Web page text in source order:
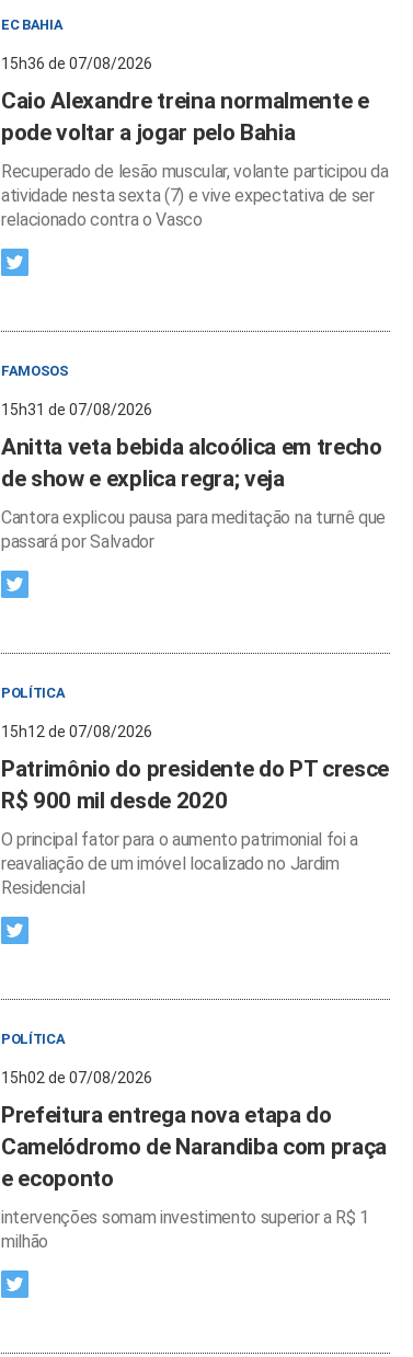
EC BAHIA
15h36 de 07/08/2026
Caio Alexandre treina normalmente e
pode voltar a jogar pelo Bahia
Recuperado de lesão muscular, volante participou da
atividade nesta sexta (7) e vive expectativa de ser
relacionado contra o Vasco
FAMOSOS
15h31 de 07/08/2026
Anitta veta bebida alcoólica em trecho
de show e explica regra; veja
Cantora explicou pausa para meditação na turnê que
passará por Salvador
POLÍTICA
15h12 de 07/08/2026
Patrimônio do presidente do PT cresce
R$ 900 mil desde 2020
O principal fator para o aumento patrimonial foi a
reavaliação de um imóvel localizado no Jardim
Residencial
POLÍTICA
15h02 de 07/08/2026
Prefeitura entrega nova etapa do
Camelódromo de Narandiba com praça
e ecoponto
intervenções somam investimento superior a R$ 1
milhão